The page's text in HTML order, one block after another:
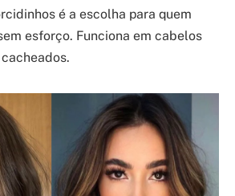
é a escolha para quem
esforço. Funciona em cabelos